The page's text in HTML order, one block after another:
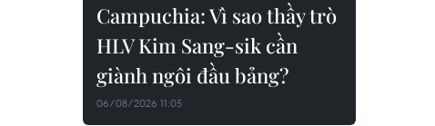
Campuchia: Vì sao thầy trò
HLV Kim Sang-sik cần
giành ngôi đầu bảng?
06/08/2026 11:05